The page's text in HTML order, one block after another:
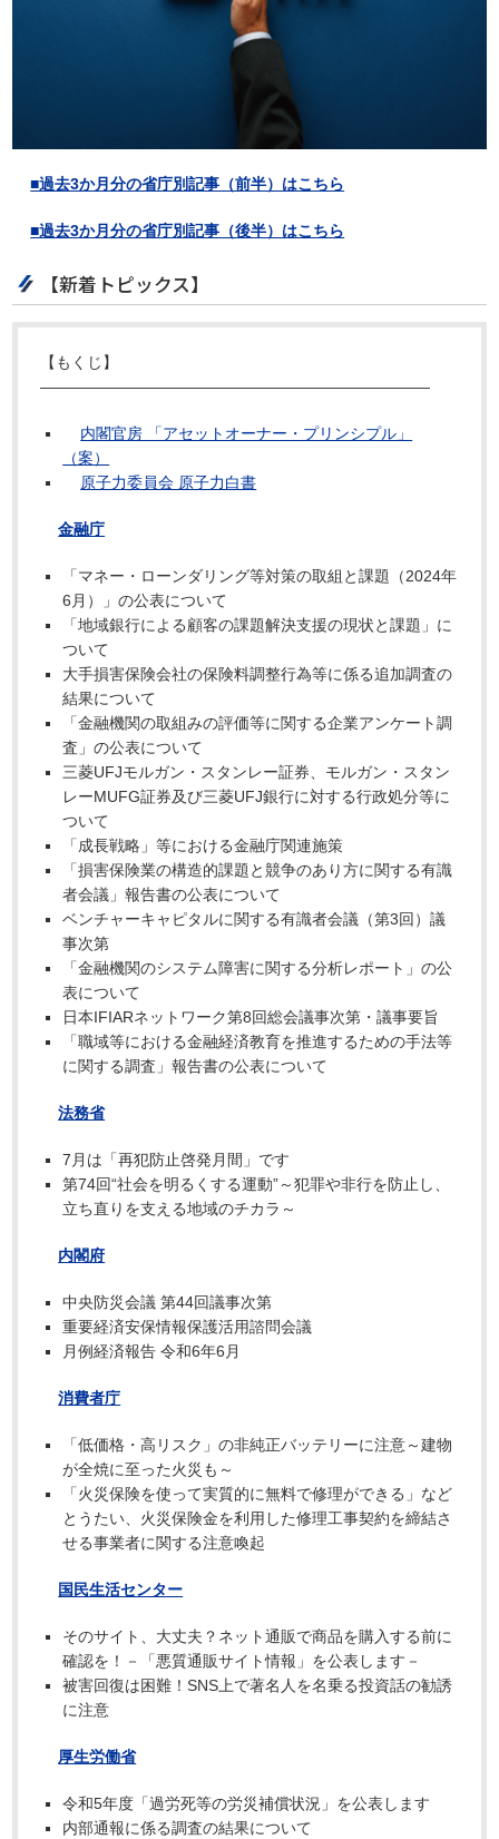
■過去3か月分の省庁別記事（前半）はこちら
■過去3か月分の省庁別記事（後半）はこちら
【新着トピックス】
【もくじ】
―――――――――――――――――――――――――
内閣官房 「アセットオーナー・プリンシプル」
（案）
原子力委員会 原子力白書
金融庁
「マネー・ローンダリング等対策の取組と課題（2024年
6月）」の公表について
「地域銀行による顧客の課題解決支援の現状と課題」に
ついて
大手損害保険会社の保険料調整行為等に係る追加調査の
結果について
「金融機関の取組みの評価等に関する企業アンケート調
査」の公表について
三菱UFJモルガン・スタンレー証券、モルガン・スタン
レーMUFG証券及び三菱UFJ銀行に対する行政処分等に
ついて
「成長戦略」等における金融庁関連施策
「損害保険業の構造的課題と競争のあり方に関する有識
者会議」報告書の公表について
ベンチャーキャピタルに関する有識者会議（第3回）議
事次第
「金融機関のシステム障害に関する分析レポート」の公
表について
日本IFIARネットワーク第8回総会議事次第・議事要旨
「職域等における金融経済教育を推進するための手法等
に関する調査」報告書の公表について
法務省
7月は「再犯防止啓発月間」です
第74回“社会を明るくする運動”～犯罪や非行を防止し、
立ち直りを支える地域のチカラ～
内閣府
中央防災会議 第44回議事次第
重要経済安保情報保護活用諮問会議
月例経済報告 令和6年6月
消費者庁
「低価格・高リスク」の非純正バッテリーに注意～建物
が全焼に至った火災も～
「火災保険を使って実質的に無料で修理ができる」など
とうたい、火災保険金を利用した修理工事契約を締結さ
せる事業者に関する注意喚起
国民生活センター
そのサイト、大丈夫？ネット通販で商品を購入する前に
確認を！－「悪質通販サイト情報」を公表します－
被害回復は困難！SNS上で著名人を名乗る投資話の勧誘
に注意
厚生労働省
令和5年度「過労死等の労災補償状況」を公表します
内部通報に係る調査の結果について